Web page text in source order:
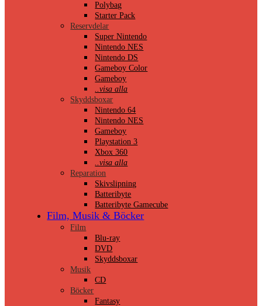
Polybag
Starter Pack
Reservdelar
Super Nintendo
Nintendo NES
Nintendo DS
Gameboy Color
Gameboy
..visa alla
Skyddsboxar
Nintendo 64
Nintendo NES
Gameboy
Playstation 3
Xbox 360
..visa alla
Reparation
Skivslipning
Batteribyte
Batteribyte Gamecube
Film, Musik & Böcker
Film
Blu-ray
DVD
Skyddsboxar
Musik
CD
Böcker
Fantasy